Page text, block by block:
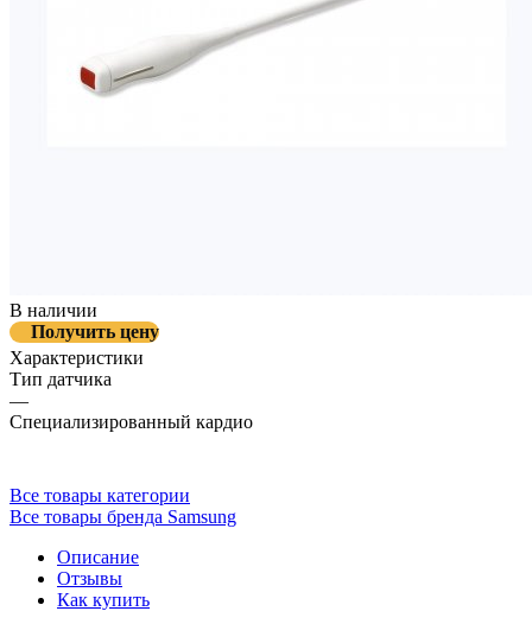
В наличии
Получить цену
Характеристики
Тип датчика
—
Специализированный кардио
Все товары категории
Все товары бренда Samsung
Описание
Отзывы
Как купить